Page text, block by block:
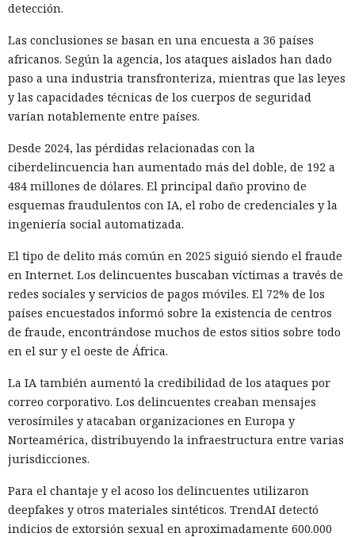
búsqueda tradicionales.
Un estudio separado de la Universidad Fudan mostró que
esos sistemas filtran el 99,78% de las técnicas habituales de
SEO negro. Sin embargo, los métodos creados
específicamente para la búsqueda con IA duplican la
probabilidad de que texto manipulado aparezca en la
Netcraft aconseja a los usuarios guardar las direcciones
correctas de las páginas de acceso, especialmente para los
servicios bancarios. A las empresas se les recomienda
supervisar los sitios falsos que se promueven mediante GEO
masivos.
Con una sola llamada, toda una
escuela queda paralizada: el FBI
admite la impotencia de la
policía ante los ataques de
"swatting".
11:02 / 06.08.2026
Delincuentes ocultan sus contactos reales para sembrar
pánico masivo impunemente.
detección.
Las conclusiones se basan en una encuesta a 36 países
africanos. Según la agencia, los ataques aislados han dado
paso a una industria transfronteriza, mientras que las leyes
y las capacidades técnicas de los cuerpos de seguridad
varían notablemente entre países.
Desde 2024, las pérdidas relacionadas con la
ciberdelincuencia han aumentado más del doble, de 192 a
484 millones de dólares. El principal daño provino de
esquemas fraudulentos con IA, el robo de credenciales y la
ingeniería social automatizada.
El tipo de delito más común en 2025 siguió siendo el fraude
en Internet. Los delincuentes buscaban víctimas a través de
redes sociales y servicios de pagos móviles. El 72% de los
países encuestados informó sobre la existencia de centros
de fraude, encontrándose muchos de estos sitios sobre todo
en el sur y el oeste de África.
La IA también aumentó la credibilidad de los ataques por
correo corporativo. Los delincuentes creaban mensajes
verosímiles y atacaban organizaciones en Europa y
Norteamérica, distribuyendo la infraestructura entre varias
jurisdicciones.
Para el chantaje y el acoso los delincuentes utilizaron
deepfakes y otros materiales sintéticos. TrendAI detectó
indicios de extorsión sexual en aproximadamente 600.000